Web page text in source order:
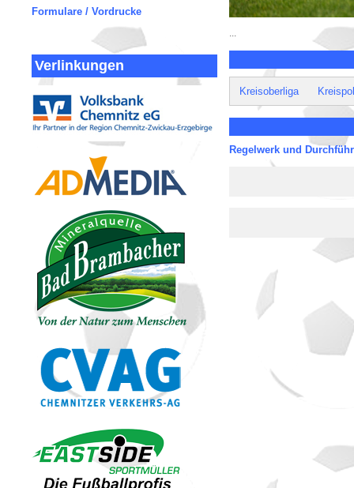
Formulare / Vordrucke
Verlinkungen
Kreisoberliga
Regelwerk und